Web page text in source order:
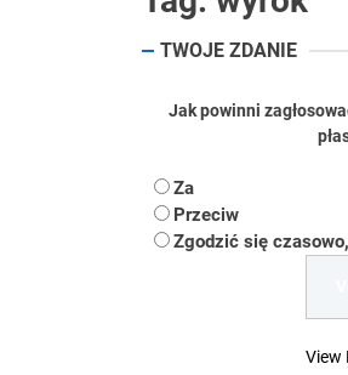
TWOJE ZDANIE
Jak powinni
Za
Przeciw
Zgodzić się
View